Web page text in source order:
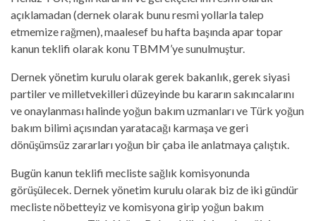
açıklamadan (dernek olarak bunu resmi yollarla talep
etmemize rağmen), maalesef bu hafta başında apar topar
kanun teklifi olarak konu TBMM’ye sunulmuştur.
Dernek yönetim kurulu olarak gerek bakanlık, gerek siyasi
partiler ve milletvekilleri düzeyinde bu kararın sakıncalarını
ve onaylanması halinde yoğun bakım uzmanları ve Türk yoğun
bakım bilimi açısından yaratacağı karmaşa ve geri
dönüşümsüz zararları yoğun bir çaba ile anlatmaya çalıştık.
Bugün kanun teklifi mecliste sağlık komisyonunda
görüşülecek. Dernek yönetim kurulu olarak biz de iki gündür
mecliste nöbetteyiz ve komisyona girip yoğun bakım